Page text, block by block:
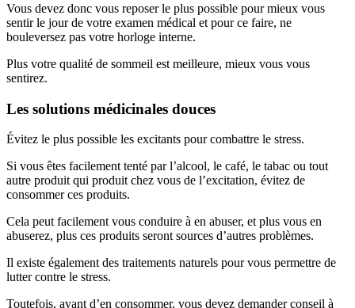
Vous devez donc vous reposer le plus possible pour mieux vous
sentir le jour de votre examen médical et pour ce faire, ne
bouleversez pas votre horloge interne.
Plus votre qualité de sommeil est meilleure, mieux vous vous
sentirez.
Les solutions médicinales douces
Évitez le plus possible les excitants pour combattre le stress.
Si vous êtes facilement tenté par l’alcool, le café, le tabac ou tout
autre produit qui produit chez vous de l’excitation, évitez de
consommer ces produits.
Cela peut facilement vous conduire à en abuser, et plus vous en
abuserez, plus ces produits seront sources d’autres problèmes.
Il existe également des traitements naturels pour vous permettre de
lutter contre le stress.
Toutefois, avant d’en consommer, vous devez demander conseil à